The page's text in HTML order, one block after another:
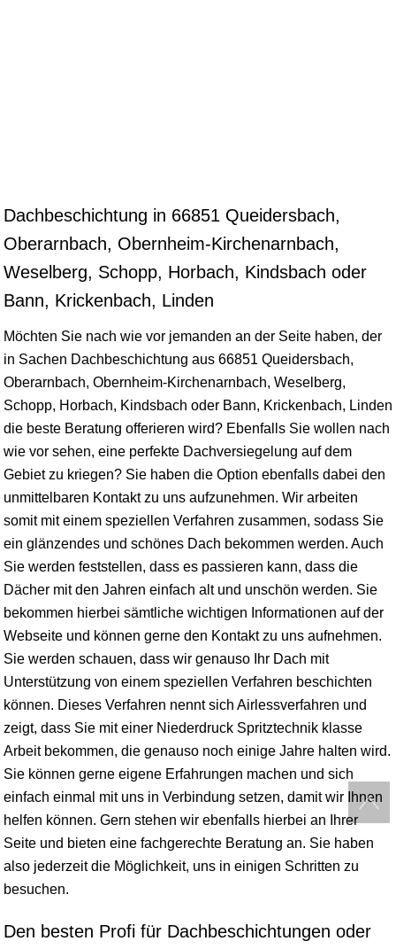
Dachbeschichtung in 66851 Queidersbach,
Oberarnbach, Obernheim-Kirchenarnbach,
Weselberg, Schopp, Horbach, Kindsbach oder
Bann, Krickenbach, Linden
Möchten Sie nach wie vor jemanden an der Seite haben, der
in Sachen Dachbeschichtung aus 66851 Queidersbach,
Oberarnbach, Obernheim-Kirchenarnbach, Weselberg,
Schopp, Horbach, Kindsbach oder Bann, Krickenbach, Linden
die beste Beratung offerieren wird? Ebenfalls Sie wollen nach
wie vor sehen, eine perfekte Dachversiegelung auf dem
Gebiet zu kriegen? Sie haben die Option ebenfalls dabei den
unmittelbaren Kontakt zu uns aufzunehmen. Wir arbeiten
somit mit einem speziellen Verfahren zusammen, sodass Sie
ein glänzendes und schönes Dach bekommen werden. Auch
Sie werden feststellen, dass es passieren kann, dass die
Dächer mit den Jahren einfach alt und unschön werden. Sie
bekommen hierbei sämtliche wichtigen Informationen auf der
Webseite und können gerne den Kontakt zu uns aufnehmen.
Sie werden schauen, dass wir genauso Ihr Dach mit
Unterstützung von einem speziellen Verfahren beschichten
können. Dieses Verfahren nennt sich Airlessverfahren und
zeigt, dass Sie mit einer Niederdruck Spritztechnik klasse
Arbeit bekommen, die genauso noch einige Jahre halten wird.
Sie können gerne eigene Erfahrungen machen und sich
einfach einmal mit uns in Verbindung setzen, damit wir Ihnen
helfen können. Gern stehen wir ebenfalls hierbei an Ihrer
Seite und bieten eine fachgerechte Beratung an. Sie haben
also jederzeit die Möglichkeit, uns in einigen Schritten zu
besuchen.
Den besten Profi für Dachbeschichtungen oder